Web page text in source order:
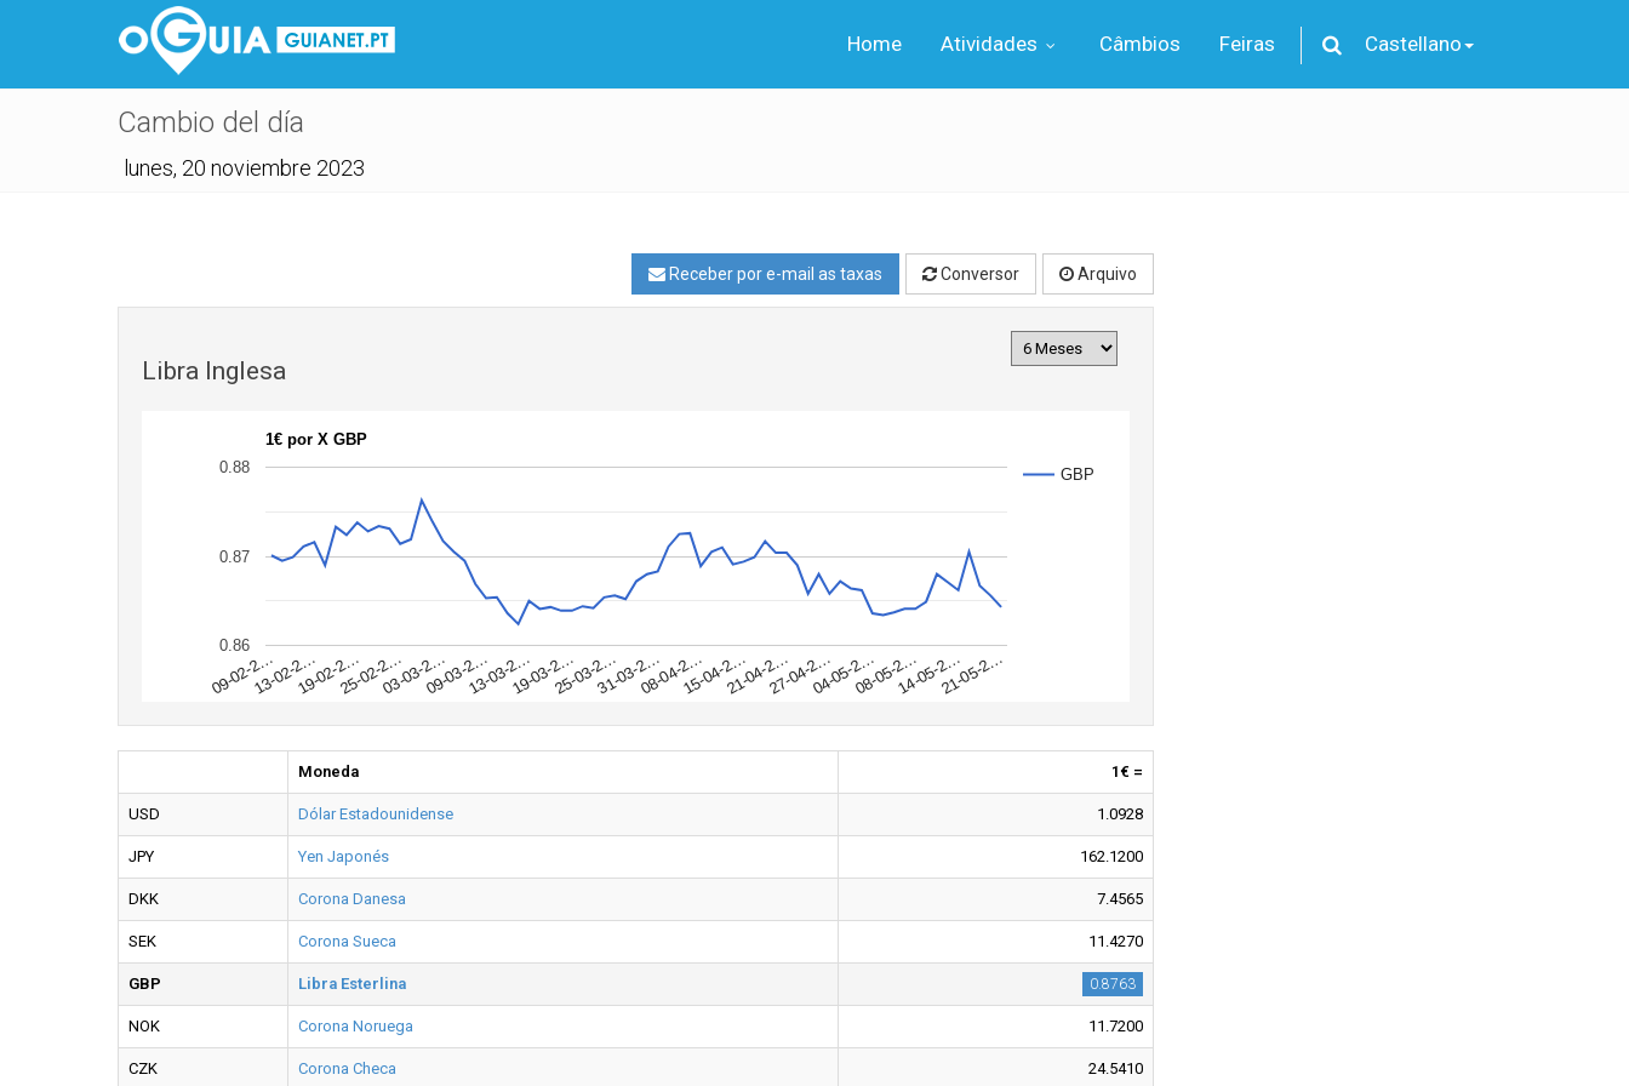
Home Atividades Câmbios Feiras Castellano
Cambio del día
lunes, 20 noviembre 2023
Receber por e-mail as taxas Conversor Arquivo
Libra Inglesa
1€ por X GBP
GBP
09-02-2…13-02-2…19-02-2…25-02-2…03-03-2…09-03-2…13-03-2…19-03-2…25-03-2…31-03-2…08-04-2…15-04-2…21-04-2…27-04-2…04-05-2…08-05-2…14-05-2…21-05-2…
0.86
0.87
0.88
Moneda 1€ =
USD Dólar Estadounidense 1.0928
JPY Yen Japonés 162.1200
DKK Corona Danesa 7.4565
SEK Corona Sueca 11.4270
GBP Libra Esterlina 0.8763
NOK Corona Noruega 11.7200
CZK Corona Checa 24.5410